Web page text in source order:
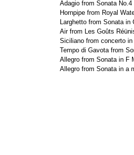
Adagio from Sonata
Hornpipe from Royal
Larghetto from Sonata in
Air from Les Goûts
Siciliano from concerto
Tempo di Gavota from
Allegro from Sonata in F
Allegro from Sonata in a